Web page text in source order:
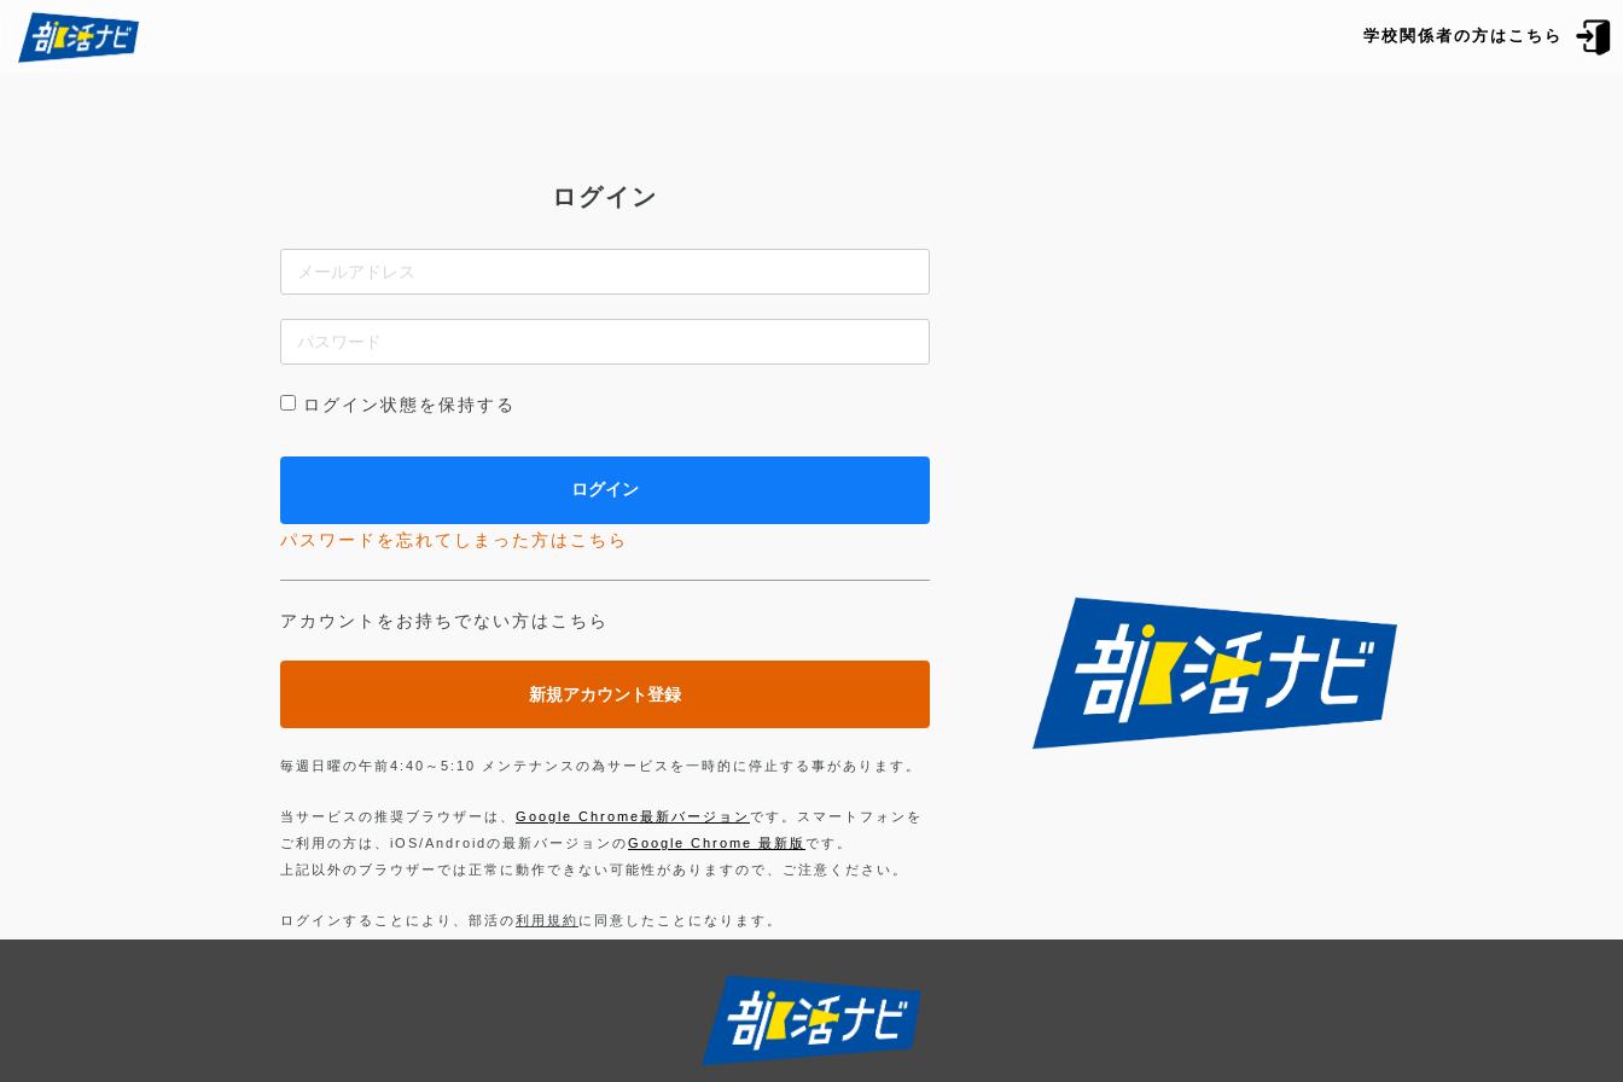
学校関係者の方はこちら
ログイン
ログイン状態を保持する
パスワードを忘れてしまった方はこちら
アカウントをお持ちでない方はこちら
新規アカウント登録
毎週日曜の午前4:40～5:10 メンテナンスの為サービスを一時的に停止する事があります。
当サービスの推奨ブラウザーは、 Google Chrome最新バージョン です。スマートフォンを
ご利用の方は、iOS/Androidの最新バージョンのGoogle Chrome 最新版 です。
上記以外のブラウザーでは正常に動作できない可能性がありますので、ご注意ください。
ログインすることにより、部活の利用規約 に同意したことになります。